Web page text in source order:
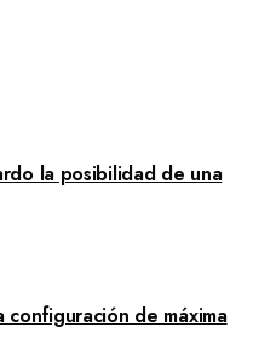
la posibilidad de una
de máxima